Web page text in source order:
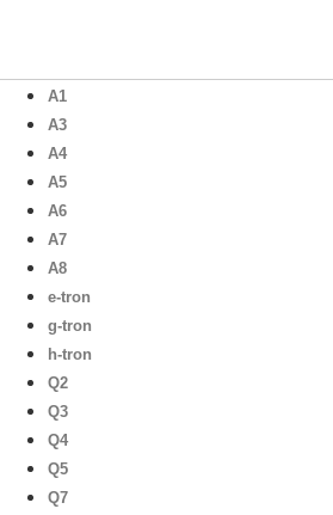
A1
A3
A4
A5
A6
A7
A8
e-tron
g-tron
h-tron
Q2
Q3
Q4
Q5
Q7